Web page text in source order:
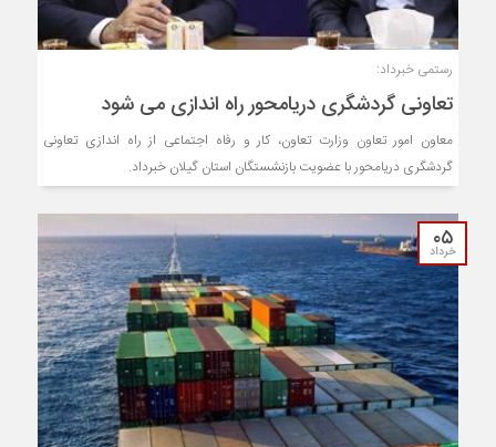
رستمی خبرداد:
تعاونی گردشگری دریامحور راه اندازی می شود
معاون امور تعاون وزارت تعاون، کار و رفاه اجتماعی از راه اندازی تعاونی
گردشگری دریامحور با عضویت بازنشستگان استان گیلان خبرداد.
۰۵
خرداد